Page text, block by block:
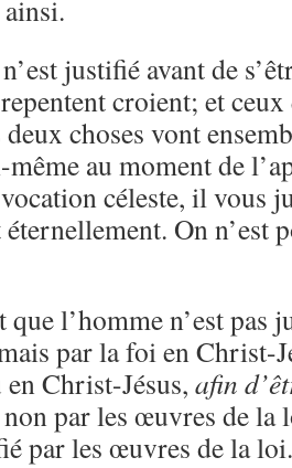
justifié avant de
croient; et
choses vont
au moment de
céleste, il vous
On n’est
que l’homme n’est pas
par la foi en Christ-
en Christ-Jésus,afin
par les œuvres de la
par les œuvres de la